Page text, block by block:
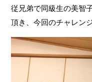
従兄弟で同級生の美智
頂き、今回のチャレン